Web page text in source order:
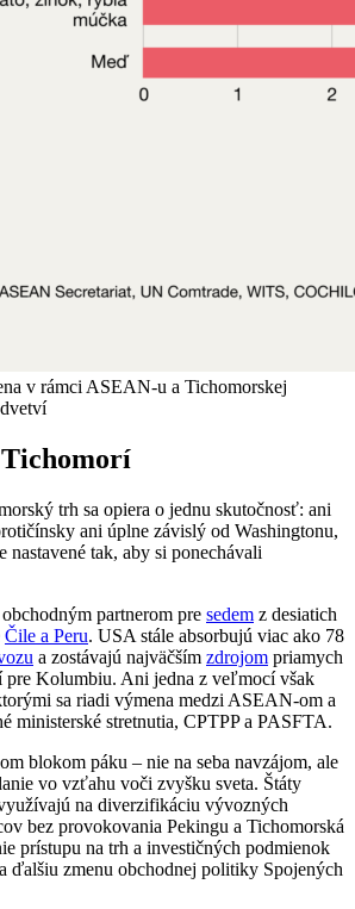
v rámci ASEAN-u a Tichomorskej
trh sa opiera o jednu skutočnosť: ani
ani úplne závislý od Washingtonu,
nastavené tak, aby si ponechávali
partnerom pre sedem z desiatich
Čile a Peru. USA stále absorbujú viac ako 78
a zostávajú najväčším zdrojom priamych
pre Kolumbiu. Ani jedna z veľmocí však
sa riadi výmena medzi ASEAN-om a
ministerské stretnutia, CPTPP a PASFTA.
blokom páku – nie na seba navzájom, ale
vo vzťahu voči zvyšku sveta. Štáty
na diverzifikáciu vývozných
bez provokovania Pekingu a Tichomorská
prístupu na trh a investičných podmienok
ďalšiu zmenu obchodnej politiky Spojených